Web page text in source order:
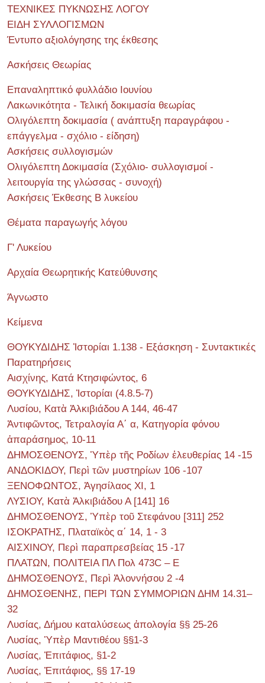
ΤΕΧΝΙΚΕΣ ΠΥΚΝΩΣΗΣ ΛΟΓΟΥ
ΕΙΔΗ ΣΥΛΛΟΓΙΣΜΩΝ
Έντυπο αξιολόγησης της έκθεσης
Ασκήσεις Θεωρίας
Επαναληπτικό φυλλάδιο Ιουνίου
Λακωνικότητα - Τελική δοκιμασία θεωρίας
Ολιγόλεπτη δοκιμασία ( ανάπτυξη παραγράφου -
επάγγελμα - σχόλιο - είδηση)
Ασκήσεις συλλογισμών
Ολιγόλεπτη Δοκιμασία (Σχόλιο- συλλογισμοί -
λειτουργία της γλώσσας - συνοχή)
Ασκήσεις Έκθεσης Β λυκείου
Θέματα παραγωγής λόγου
Γ' Λυκείου
Αρχαία Θεωρητικής Κατεύθυνσης
Άγνωστο
Κείμενα
ΘΟΥΚΥΔΙΔΗΣ Ἱστορίαι 1.138 - Εξάσκηση - Συντακτικές
Παρατηρήσεις
Αισχίνης, Κατά Κτησιφώντος, 6
ΘΟΥΚΥΔΙΔΗΣ, Ἱστορίαι (4.8.5-7)
Λυσίου, Κατὰ Ἀλκιβιάδου Α 144, 46-47
Ἀντιφῶντος, Τετραλογία Α΄ α, Κατηγορία φόνου
ἀπαράσημος, 10-11
ΔΗΜΟΣΘΕΝΟΥΣ, Ὑπὲρ τῆς Ροδίων ἐλευθερίας 14 -15
ΑΝΔΟΚΙΔΟΥ, Περὶ τῶν μυστηρίων 106 -107
ΞΕΝΟΦΩΝΤΟΣ, Ἀγησίλαος ΧΙ, 1
ΛΥΣΙΟΥ, Κατὰ Ἀλκιβιάδου Α [141] 16
ΔΗΜΟΣΘΕΝΟΥΣ, Ὑπὲρ τοῦ Στεφάνου [311] 252
ΙΣΟΚΡΑΤΗΣ, Πλαταϊκὸς α΄ 14, 1 - 3
ΑΙΣΧΙΝΟΥ, Περὶ παραπρεσβείας 15 -17
ΠΛΑΤΩΝ, ΠΟΛΙΤΕΙΑ ΠΛ Πολ 473C – E
ΔΗΜΟΣΘΕΝΟΥΣ, Περὶ Ἀλοννήσου 2 -4
ΔΗΜΟΣΘΕΝΗΣ, ΠΕΡΙ ΤΩΝ ΣΥΜΜΟΡΙΩΝ ΔΗΜ 14.31–
32
Λυσίας, Δήμου καταλύσεως ἀπολογία §§ 25-26
Λυσίας, Ὑπὲρ Μαντιθέου §§1-3
Λυσίας, Ἐπιτάφιος, §1-2
Λυσίας, Ἐπιτάφιος, §§ 17-19